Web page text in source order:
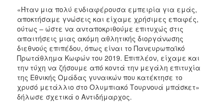
«Ήταν μια πολύ ενδιαφέρουσα εμπειρία για εμάς,
αποκτήσαμε γνώσεις και είχαμε χρήσιμες επαφές,
ούτως – ώστε να ανταποκριθούμε επιτυχώς στις
απαιτήσεις μιας ακόμη αθλητικής διοργάνωσης
διεθνούς επιπέδου, όπως είναι το Πανευρωπαϊκό
Πρωτάθλημα Κωφών του 2019. Επιπλέον, είχαμε και
την τύχη να ζήσουμε από κοντά την μεγάλη επιτυχία
της Εθνικής Ομάδας γυναικών που κατέκτησε το
χρυσό μετάλλιο στο Ολυμπιακό Τουρνουά μπάσκετ»
δήλωσε σχετικά ο Αντιδήμαρχος.